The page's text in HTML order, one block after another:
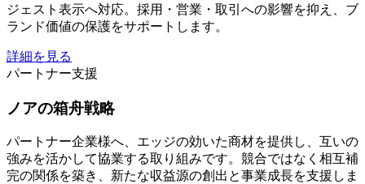
ジェスト表示へ対応。採用・営業・取引への影響を抑え、ブ
ランド価値の保護をサポートします。
詳細を見る
パートナー支援
ノアの箱舟戦略
パートナー企業様へ、エッジの効いた商材を提供し、互いの
強みを活かして協業する取り組みです。競合ではなく相互補
完の関係を築き、新たな収益源の創出と事業成長を支援しま